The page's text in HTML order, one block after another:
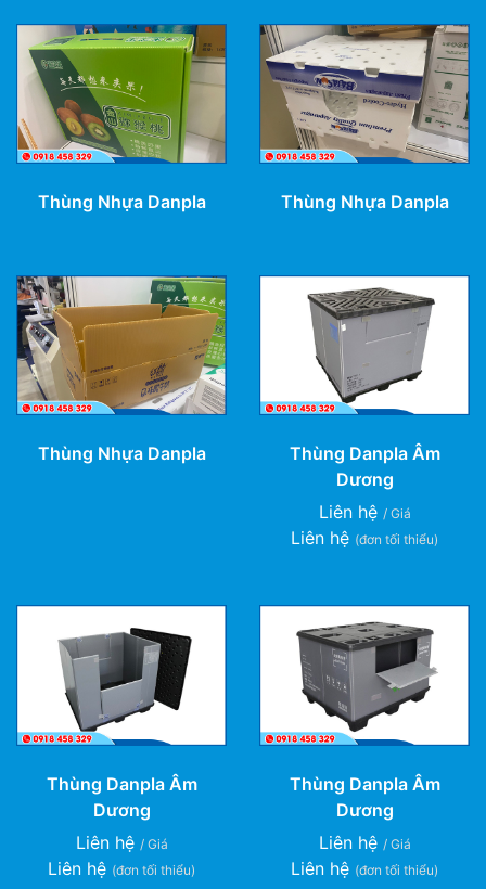
Thùng Nhựa Danpla Thùng Nhựa Danpla
Thùng Nhựa Danpla
Thùng Danpla Âm
Dương
Liên hệ / Giá
Liên hệ (đơn tối thiểu)
Thùng Danpla Âm
Dương
Liên hệ / Giá
Liên hệ (đơn tối thiểu)
Thùng Danpla Âm
Dương
Liên hệ / Giá
Liên hệ (đơn tối thiểu)